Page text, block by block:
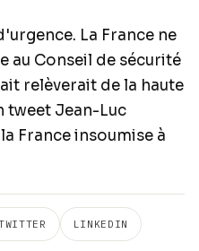
La France ne
au Conseil de sécurité
relèverait de la haute
tweet Jean-Luc
France insoumise à
LINKEDIN